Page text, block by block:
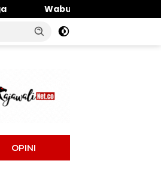
Gerak Cepat, Tangani Banjir di
OPINI